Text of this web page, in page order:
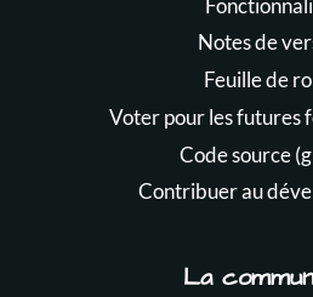
Notes de
Feuille de
Voter pour les futures
Code source
Contribuer au
La